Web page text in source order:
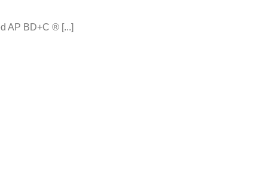
AP BD+C ® [...]